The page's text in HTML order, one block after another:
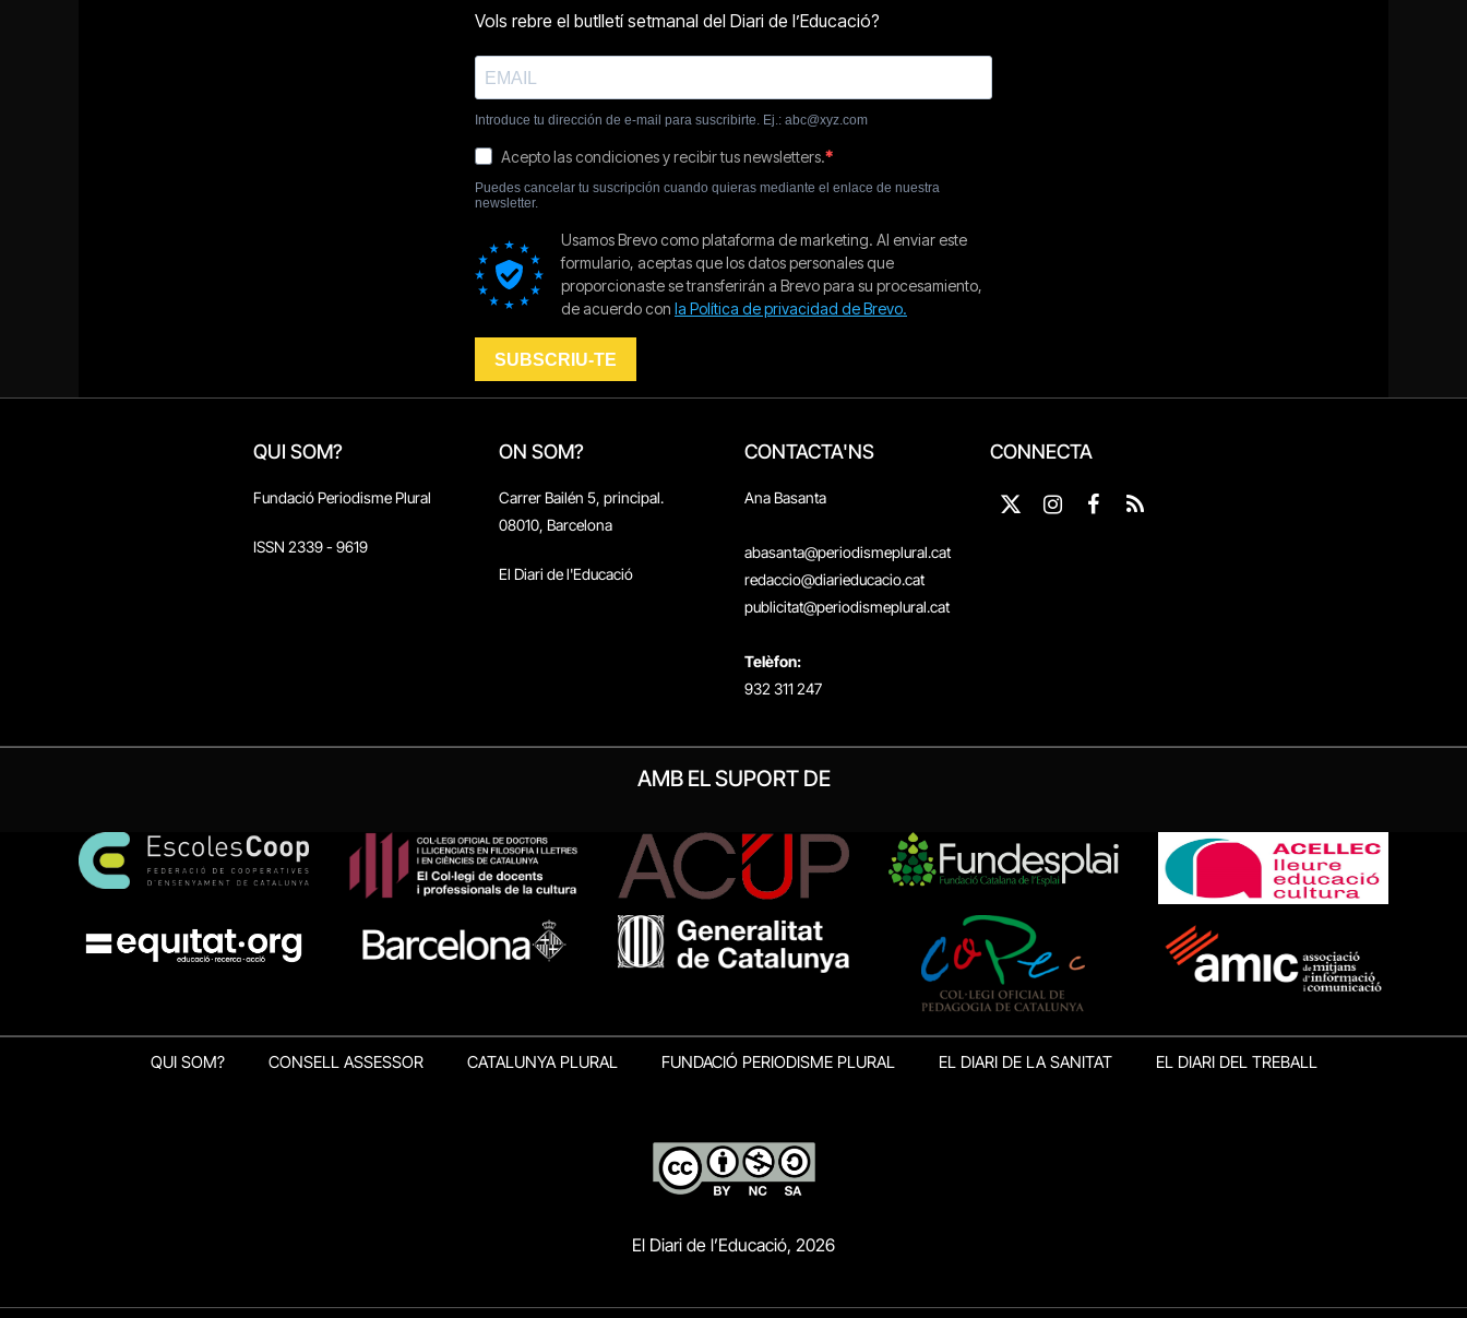
QUI SOM?
Fundació Periodisme Plural
ISSN 2339 - 9619
ON SOM?
Carrer Bailén 5, principal.
08010, Barcelona
El Diari de l'Educació
CONTACTA'NS
Ana Basanta
abasanta@periodismeplural.cat
redaccio@diarieducacio.cat
publicitat@periodismeplural.cat
Telèfon:
932 311 247
CONNECTA
X
Instagram
Facebook
RSS
AMB EL SUPORT DE
QUI SOM? CONSELL ASSESSOR CATALUNYA PLURAL FUNDACIÓ PERIODISME PLURAL EL DIARI DE LA SANITAT EL DIARI DEL TREBALL
El Diari de l’Educació, 2026